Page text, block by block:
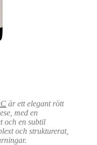
är ett elegant rött
med en
och en subtil
och strukturerat,